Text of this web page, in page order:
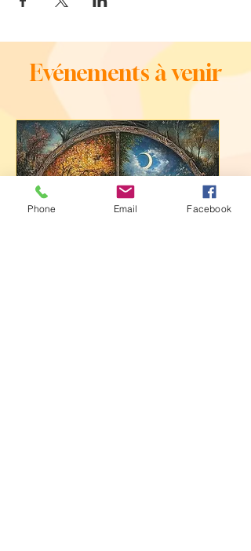
Evénements à venir
Phone Email Facebook